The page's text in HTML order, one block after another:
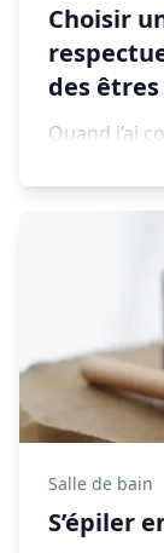
Choisir
des
Quand j’ai
mode de
me suis
les plus
Salle de bain
S’épiler